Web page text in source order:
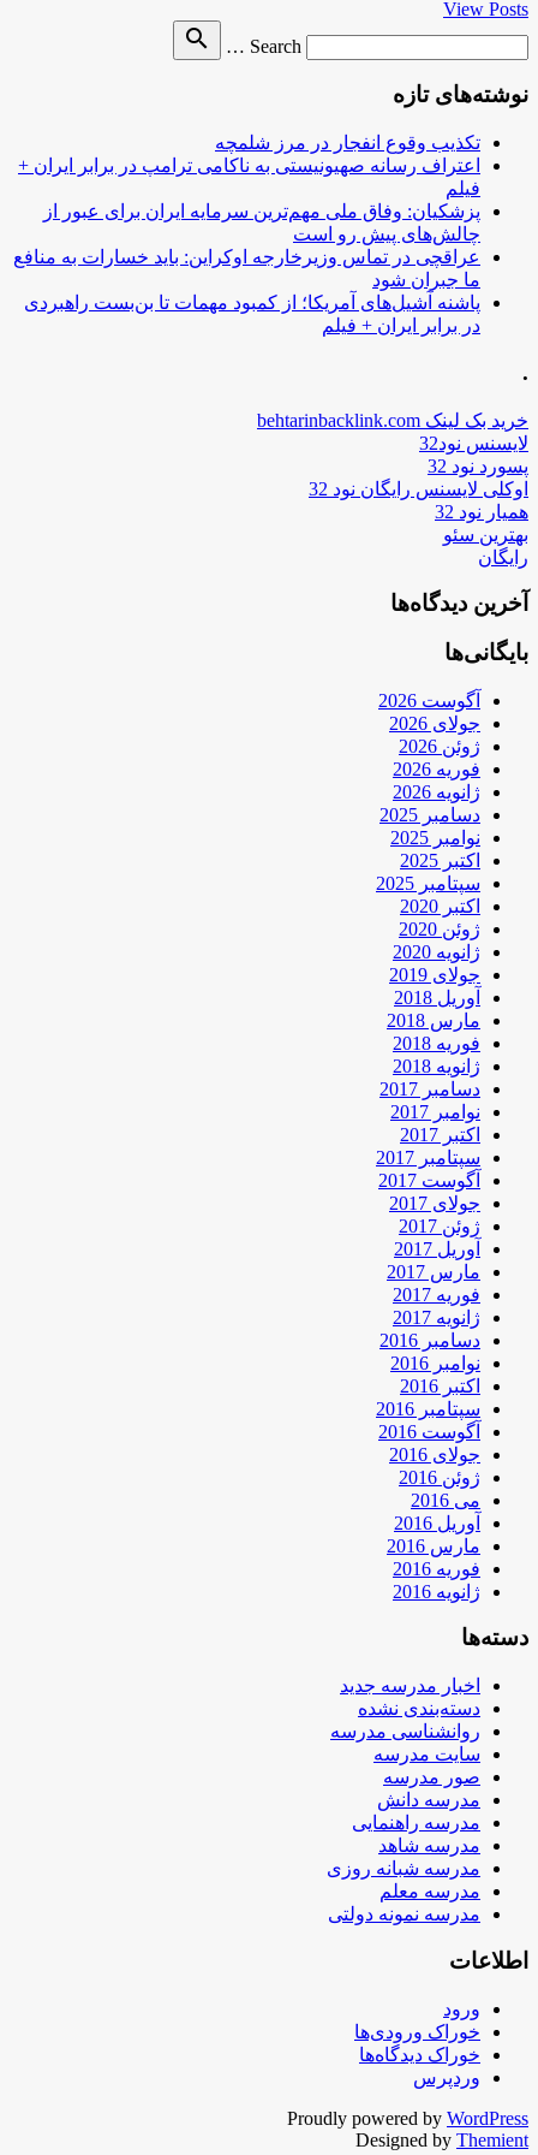
View Posts
Search …
search
نوشته‌های تازه
تکذیب وقوع انفجار در مرز شلمچه
اعتراف رسانه صهیونیستی به ناکامی ترامپ در برابر ایران +
فیلم
پزشکیان: وفاق ملی مهم‌ترین سرمایه ایران برای عبور از
چالش‌های پیش رو است
عراقچی در تماس وزیرخارجه اوکراین: باید خسارات به منافع
ما جبران شود
پاشنه آشیل‌های آمریکا؛ از کمبود مهمات تا بن‌بست راهبردی
در برابر ایران + فیلم
.
خرید بک لینک behtarinbacklink.com
لایسنس نود32
پسورد نود 32
اوکلی لایسنس رایگان نود 32
همیار نود 32
بهترین سئو
رایگان
آخرین دیدگاه‌ها
بایگانی‌ها
آگوست 2026
جولای 2026
ژوئن 2026
فوریه 2026
ژانویه 2026
دسامبر 2025
نوامبر 2025
اکتبر 2025
سپتامبر 2025
اکتبر 2020
ژوئن 2020
ژانویه 2020
جولای 2019
آوریل 2018
مارس 2018
فوریه 2018
ژانویه 2018
دسامبر 2017
نوامبر 2017
اکتبر 2017
سپتامبر 2017
آگوست 2017
جولای 2017
ژوئن 2017
آوریل 2017
مارس 2017
فوریه 2017
ژانویه 2017
دسامبر 2016
نوامبر 2016
اکتبر 2016
سپتامبر 2016
آگوست 2016
جولای 2016
ژوئن 2016
می 2016
آوریل 2016
مارس 2016
فوریه 2016
ژانویه 2016
دسته‌ها
اخبار مدرسه جدید
دسته‌بندی نشده
روانشناسی مدرسه
سایت مدرسه
صور مدرسه
مدرسه دانش
مدرسه راهنمایی
مدرسه شاهد
مدرسه شبانه روزی
مدرسه معلم
مدرسه نمونه دولتی
اطلاعات
ورود
خوراک ورودی‌ها
خوراک دیدگاه‌ها
وردپرس
Proudly powered by WordPress
Designed by Themient